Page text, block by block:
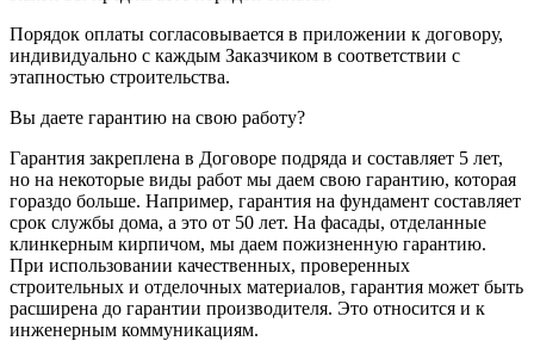
Порядок оплаты согласовывается в приложении к договору,
индивидуально с каждым Заказчиком в соответствии с
этапностью строительства.
Вы даете гарантию на свою работу?
Гарантия закреплена в Договоре подряда и составляет 5 лет,
но на некоторые виды работ мы даем свою гарантию, которая
гораздо больше. Например, гарантия на фундамент составляет
срок службы дома, а это от 50 лет. На фасады, отделанные
клинкерным кирпичом, мы даем пожизненную гарантию.
При использовании качественных, проверенных
строительных и отделочных материалов, гарантия может быть
расширена до гарантии производителя. Это относится и к
инженерным коммуникациям.